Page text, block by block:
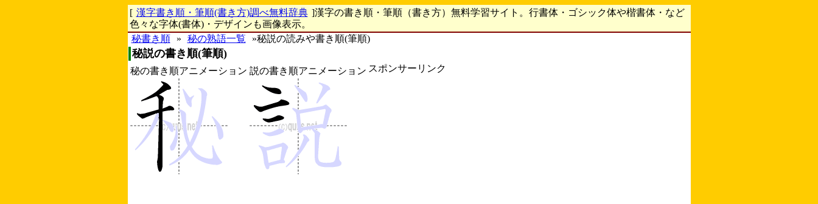
[ 漢字書き順・筆順(書き方)調べ無料辞典 ]漢字の書き順・筆順（書き方）無料学習サイト。行書体・ゴシック体や楷書体・など
色々な字体(書体)・デザインも画像表示。
秘書き順
» 秘の熟語一覧 »秘説の読みや書き順(筆順)
秘説の書き順(筆順)
秘の書き順アニメーション 説の書き順アニメーション スポンサーリンク